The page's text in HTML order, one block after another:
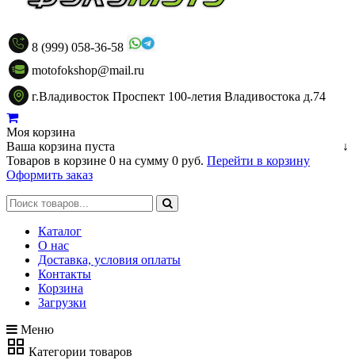
8 (999) 058-36-58
motofokshop@mail.ru
г.Владивосток Проспект 100-летия Владивостока д.74
Моя корзина
↓
Ваша корзина пуста
Товаров в корзине 0 на сумму 0 руб. Перейти в корзину
Оформить заказ
Каталог
О нас
Доставка, условия оплаты
Контакты
Корзина
Загрузки
Меню
Категории товаров